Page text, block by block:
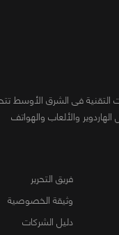
التقنية فى الشرق الأوسط
والألعاب والهواتف
فريق التحرير
وثيقة الخصوصية
دليل الشركات